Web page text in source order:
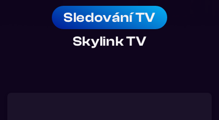
Sledování TV
Skylink TV